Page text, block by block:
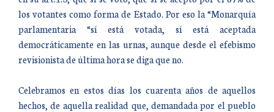
los votantes como forma de Estado. Por eso la “Monarquía
parlamentaria “sí está votada, sí está aceptada
democráticamente en las urnas, aunque desde el efebismo
revisionista de última hora se diga que no.
Celebramos en estos días los cuarenta años de aquellos
hechos, de aquella realidad que, demandada por el pueblo